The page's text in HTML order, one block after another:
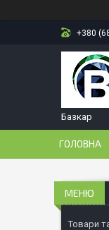
+380
Базкар
ГОЛОВНА
Товари